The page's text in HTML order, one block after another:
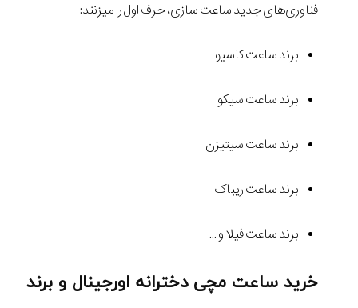
فناوری‌های جدید ساعت سازی، حرف اول را میزنند:
برند ساعت کاسیو
برند ساعت سیکو
برند ساعت سیتیزن
برند ساعت ریباک
برند ساعت فیلا و …
خرید ساعت مچی دخترانه اورجینال و برند